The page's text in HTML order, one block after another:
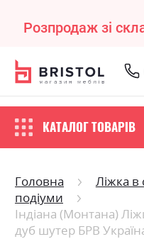
Розпродаж зі
КАТАЛОГ ТОВАРІВ
Головна Ліжка
подіуми
Індіана (Монтана)
дуб шутер БРВ